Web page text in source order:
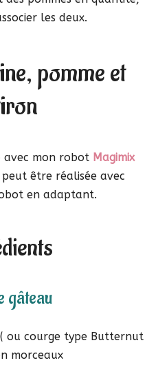
les deux.
pomme et
avec mon robot Magimix
être réalisée avec
en adaptant.
gâteau
ou courge type Butternut
morceaux